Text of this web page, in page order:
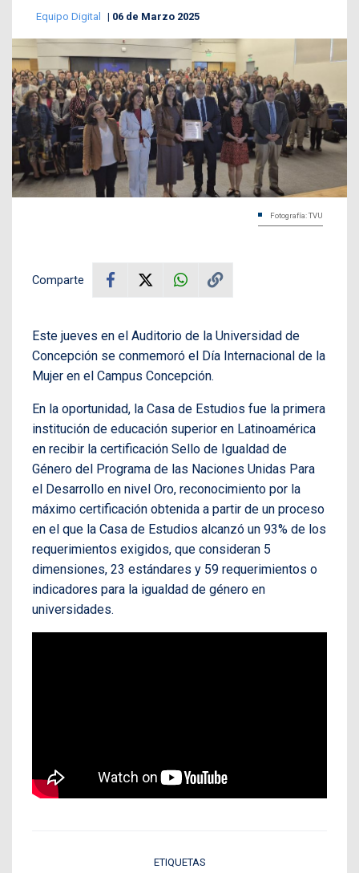
Equipo Digital 06 de Marzo 2025
Fotografía: TVU
Comparte
Este jueves en el Auditorio de la Universidad de
Concepción se conmemoró el Día Internacional de la
Mujer en el Campus Concepción.
En la oportunidad, la Casa de Estudios fue la primera
institución de educación superior en Latinoamérica
en recibir la certificación Sello de Igualdad de
Género del Programa de las Naciones Unidas Para
el Desarrollo en nivel Oro, reconocimiento por la
máximo certificación obtenida a partir de un proceso
en el que la Casa de Estudios alcanzó un 93% de los
requerimientos exigidos, que consideran 5
dimensiones, 23 estándares y 59 requerimientos o
indicadores para la igualdad de género en
universidades.
ETIQUETAS